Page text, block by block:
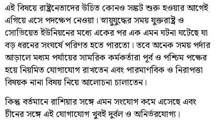
এই বিষয়ে রাষ্ট্রনেতাদের উচিত কোনও সঙ্কট শুরু হওয়ার আগেই
এগিয়ে এসে পদক্ষেপ নেওয়া। স্নায়ুযুদ্ধের সময় যুক্তরাষ্ট্র ও
সোভিয়েত ইউনিয়নের মধ্যে একের পর এক এমন ঘটনা ঘটেছে যা
বড় ধরনের সংঘর্ষে পরিণত হতে পারতো। তবে অনেক সময় পর্দার
আড়ালে মধ্যম পর্যায়ের সামরিক কর্মকর্তারা পূর্ব ও পশ্চিম পক্ষের
হয়ে নিয়মিত যোগাযোগ রাখতেন এবং পারমাণবিক ও নিরাপত্তা
বিষয়ক নানা বিষয় নিয়ে আলোচনা চালাতেন।
কিন্তু বর্তমানে রাশিয়ার সঙ্গে এমন সংযোগ কমে এসেছে এবং
চীনের সঙ্গে এই যোগাযোগ খুবই দুর্বল ও অনির্ভরযোগ্য।